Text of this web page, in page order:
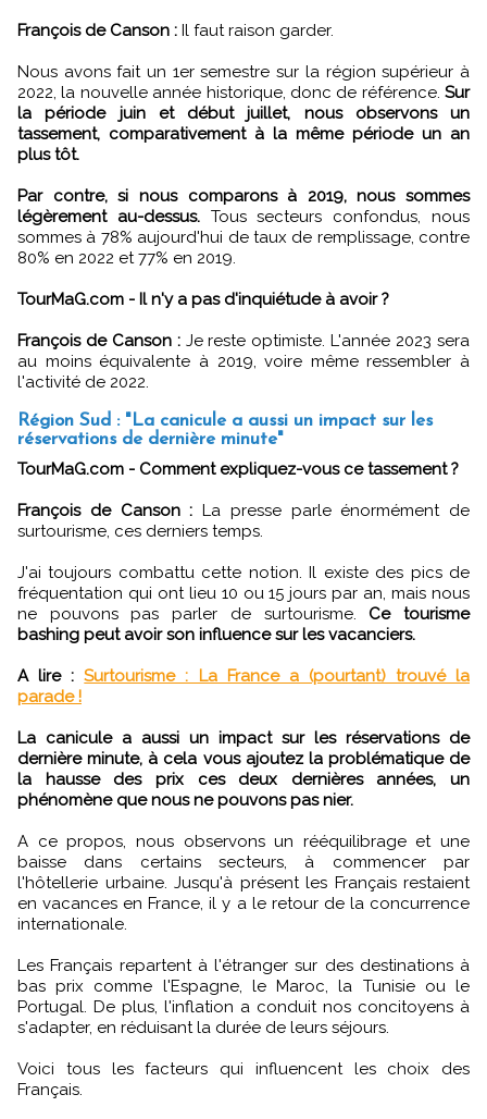
François de Canson : Il faut raison garder.
Nous avons fait un 1er semestre sur la région supérieur à
2022, la nouvelle année historique, donc de référence. Sur
la période juin et début juillet, nous observons un
tassement, comparativement à la même période un an
plus tôt.
Par contre, si nous comparons à 2019, nous sommes
légèrement au-dessus.Tous secteurs confondus, nous
sommes à 78% aujourd'hui de taux de remplissage, contre
80% en 2022 et 77% en 2019.
TourMaG.com - Il n'y a pas d'inquiétude à avoir ?
François de Canson :Je reste optimiste. L'année 2023 sera
au moins équivalente à 2019, voire même ressembler à
l'activité de 2022.
Région Sud : "La canicule a aussi un impact sur les
réservations de dernière minute"
TourMaG.com - Comment expliquez-vous ce tassement ?
François de Canson : La presse parle énormément de
surtourisme, ces derniers temps.
J'ai toujours combattu cette notion. Il existe des pics de
fréquentation qui ont lieu 10 ou 15 jours par an, mais nous
ne pouvons pas parler de surtourisme. Ce tourisme
bashing peut avoir son influence sur les vacanciers.
A lire : Surtourisme : La France a (pourtant) trouvé la
parade !
La canicule a aussi un impact sur les réservations de
dernière minute, à cela vous ajoutez la problématique de
la hausse des prix ces deux dernières années, un
phénomène que nous ne pouvons pas nier.
A ce propos, nous observons un rééquilibrage et une
baisse dans certains secteurs, à commencer par
l'hôtellerie urbaine. Jusqu'à présent les Français restaient
en vacances en France, il y a le retour de la concurrence
internationale.
Les Français repartent à l'étranger sur des destinations à
bas prix comme l'Espagne, le Maroc, la Tunisie ou le
Portugal. De plus, l'inflation a conduit nos concitoyens à
s'adapter, en réduisant la durée de leurs séjours.
Voici tous les facteurs qui influencent les choix des
Français.